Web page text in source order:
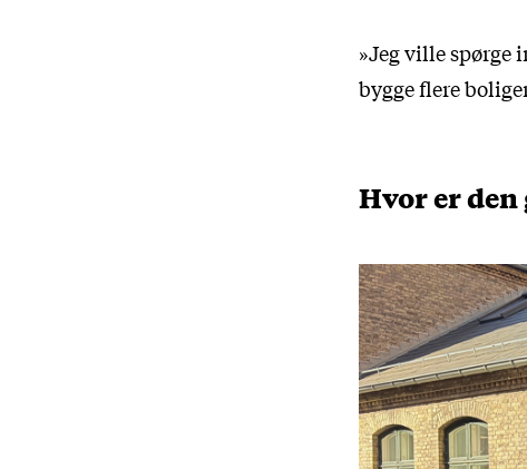
»Jeg ville
bygge flere
Hvor er